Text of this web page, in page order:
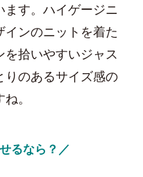
ます。ハイゲージニ
インのニットを着た
拾いやすいジャス
りのあるサイズ感の
。
るなら？／